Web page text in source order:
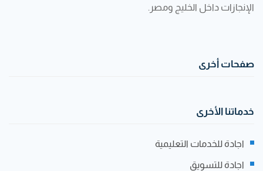
الإنجازات داخل الخليج ومصر.
صفحات أخرى
خدماتنا الأخرى
اجادة للخدمات التعليمية
اجادة للتسويق